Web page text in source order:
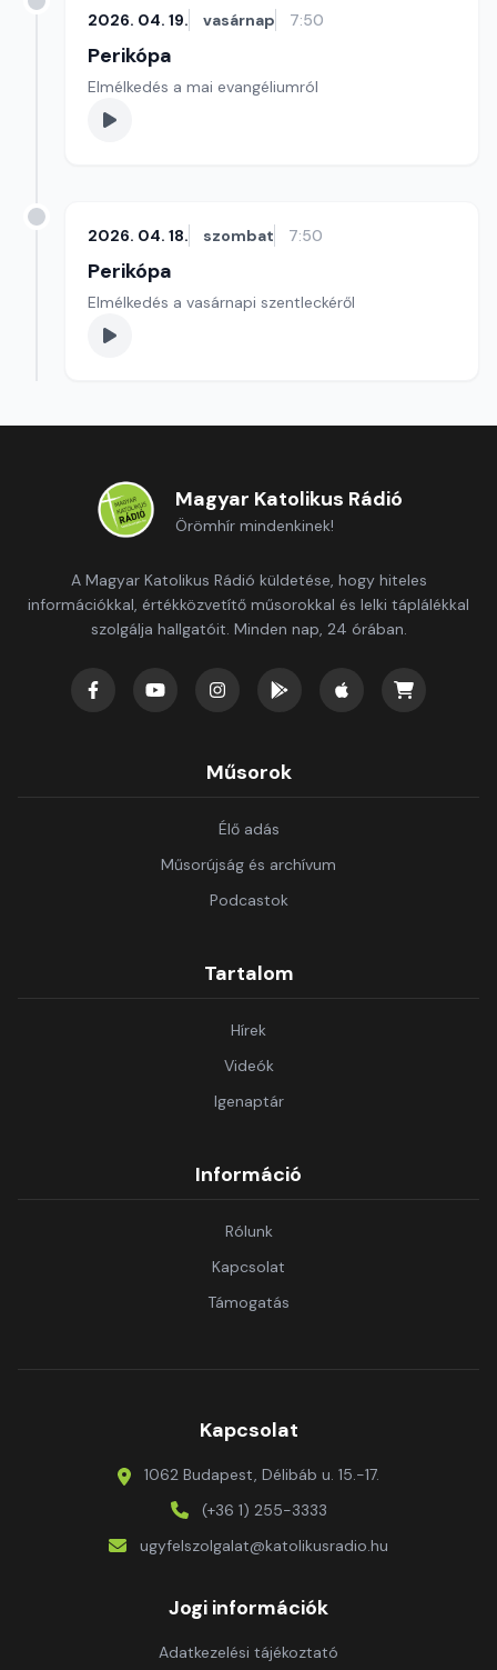
2026. 04. 19. vasárnap 7:50
Perikópa
Elmélkedés a mai evangéliumról
2026. 04. 18. szombat 7:50
Perikópa
Elmélkedés a vasárnapi szentleckéről
Magyar Katolikus Rádió
Örömhír mindenkinek!
A Magyar Katolikus Rádió küldetése, hogy hiteles
információkkal, értékközvetítő műsorokkal és lelki táplálékkal
szolgálja hallgatóit. Minden nap, 24 órában.
Műsorok
Élő adás
Műsorújság és archívum
Podcastok
Tartalom
Hírek
Videók
Igenaptár
Információ
Rólunk
Kapcsolat
Támogatás
Kapcsolat
1062 Budapest, Délibáb u. 15.-17.
(+36 1) 255-3333
ugyfelszolgalat@katolikusradio.hu
Jogi információk
Adatkezelési tájékoztató